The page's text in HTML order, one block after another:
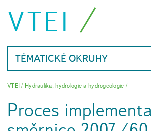
VTEI
TÉMATICKÉ OKRUHY
VTEI/ Hydraulika, hydrologie a hydrogeologie /
Proces